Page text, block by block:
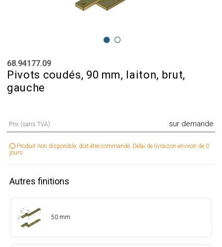
68.94177.09
Pivots coudés, 90 mm, laiton, brut,
gauche
Prix (sans TVA) sur demande
Produit non disponible, doit être commandé. Délai de livraison environ de 0
jours.
Autres finitions
50 mm